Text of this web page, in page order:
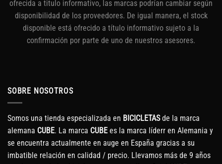
ofrecida a titulo informativo, las marcas podrían cambiar según
disponibilidad de los proveedores. De igual manera, el stock
disponible está ofrecido a título informativo sujeto a la
confirmación por parte de uno de nuestros asesores.
SOBRE NOSOTROS
Somos una tienda especializada en BICICLETASde la marca
alemana CUBE. La marca CUBE es la marca líderr en Alemania y
se encuentra actualmente en auge en España gracias a su
imbatible relación en calidad / precio. Llevamos más de 9 años